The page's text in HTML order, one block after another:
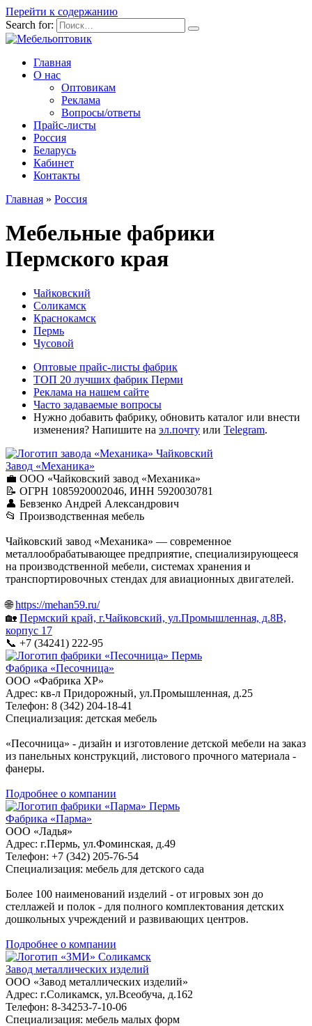
Перейти к содержанию
Search for:
Главная
О нас
Оптовикам
Реклама
Вопросы/ответы
Прайс-листы
Россия
Беларусь
Кабинет
Контакты
Главная » Россия
Мебельные фабрики
Пермского края
Чайковский
Соликамск
Краснокамск
Пермь
Чусовой
Оптовые прайс-листы фабрик
ТОП 20 лучших фабрик Перми
Реклама на нашем сайте
Часто задаваемые вопросы
Нужно добавить фабрику, обновить каталог или внести
изменения? Напишите на эл.почту или Telegram.
Чайковский
Завод «Механика»
💼 ООО «Чайковский завод «Механика»
📝 ОГРН 1085920002046, ИНН 5920030781
👤 Бевзенко Андрей Александрович
📂 Производственная мебель
Чайковский завод «Механика» — современное
металлообрабатывающее предприятие, специализирующееся
на производственной мебели, системах хранения и
транспортировочных стендах для авиационных двигателей.
🌐https://mehan59.ru/
🏡 Пермский край, г.Чайковский, ул.Промышленная, д.8В,
корпус 17
📞 +7 (34241) 222-95
Пермь
Фабрика «Песочница»
ООО «Фабрика ХР»
Адрес: кв-л Придорожный, ул.Промышленная, д.25
Телефон: 8 (342) 204-18-41
Специализация: детская мебель
«Песочница» - дизайн и изготовление детской мебели на заказ
из панельных конструкций, листового прочного материала -
фанеры.
Подробнее о компании
Пермь
Фабрика «Парма»
ООО «Ладья»
Адрес: г.Пермь, ул.Фоминская, д.49
Телефон: +7 (342) 205-76-54
Специализация: мебель для детского сада
Более 100 наименований изделий - от игровых зон до
стеллажей и полок - для полного комплектования детских
дошкольных учреждений и развивающих центров.
Подробнее о компании
Соликамск
Завод металлических изделий
ООО «Завод металлических изделий»
Адрес: г.Соликамск, ул.Всеобуча, д.162
Телефон: 8-34253-7-10-06
Специализация: мебель малых форм